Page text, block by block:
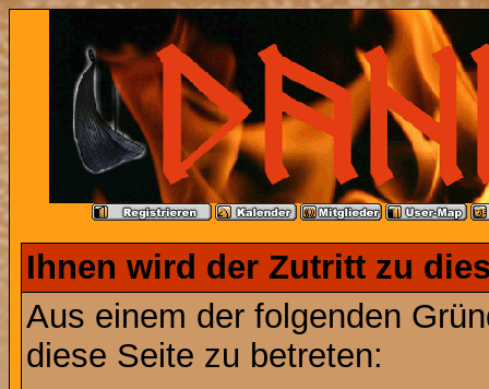
Ihnen wird der Zutritt zu
Aus einem der folgenden
diese Seite zu betreten: